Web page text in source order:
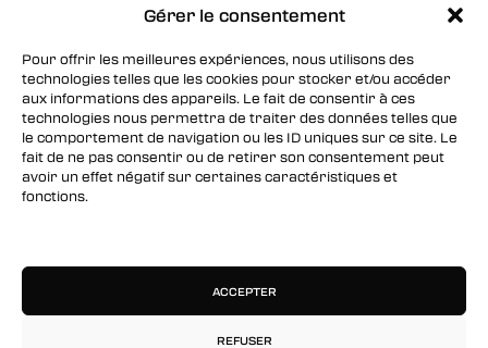
Gérer le consentement
Pour offrir les meilleures expériences, nous utilisons des
technologies telles que les cookies pour stocker et/ou accéder
aux informations des appareils. Le fait de consentir à ces
technologies nous permettra de traiter des données telles que
le comportement de navigation ou les ID uniques sur ce site. Le
fait de ne pas consentir ou de retirer son consentement peut
avoir un effet négatif sur certaines caractéristiques et
fonctions.
ACCEPTER
REFUSER
SUIVEZ-NOUS
Facebook
Twitter
Instagram
arrivages, des ventes, du contenu exclusif, des
événements et plus encore !